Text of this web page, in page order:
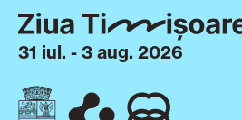
31 iul. - 3 aug. 2026